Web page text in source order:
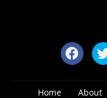
Home About